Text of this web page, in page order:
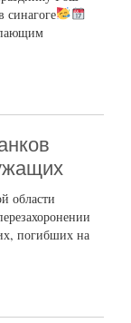
области
погибших на